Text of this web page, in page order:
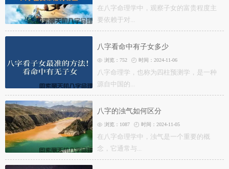
在八字命理学中，观察子女的富贵程度主
要依赖于对...
八字看命中有子女多少
浏览：752 时间：2024-11-06
八字命理学，也称为四柱预测学，是一种
源自中国的...
八字的浊气如何区分
浏览：1087 时间：2024-11-05
在八字命理学中，浊气是一个重要的概
念，它通常与...